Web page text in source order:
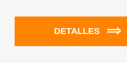
DETALLES